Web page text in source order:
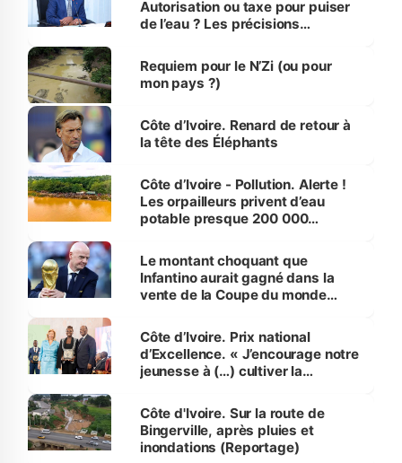
Autorisation ou taxe pour puiser
de l’eau ? Les précisions
Requiem pour le N’Zi (ou pour
mon pays ?)
Côte d’Ivoire. Renard de retour à
la tête des Éléphants
Côte d’Ivoire - Pollution. Alerte !
Les orpailleurs privent d’eau
potable presque 200 000
Le montant choquant que
Infantino aurait gagné dans la
vente de la Coupe du monde
Côte d’Ivoire. Prix national
d’Excellence. « J’encourage notre
jeunesse à (…) cultiver la
(Alassane Ouattara
Côte d'Ivoire. Sur la route de
Bingerville, après pluies et
inondations (Reportage)